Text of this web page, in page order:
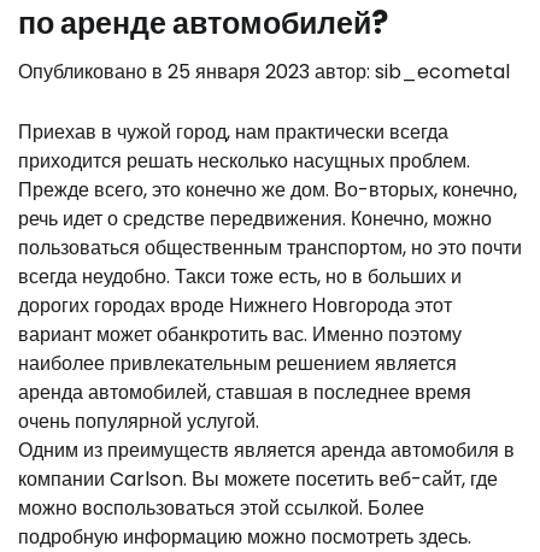
по аренде автомобилей?
Опубликовано в 25 января 2023автор: sib_ecometal
Приехав в чужой город, нам практически всегда
приходится решать несколько насущных проблем.
Прежде всего, это конечно же дом. Во-вторых, конечно,
речь идет о средстве передвижения. Конечно, можно
пользоваться общественным транспортом, но это почти
всегда неудобно. Такси тоже есть, но в больших и
дорогих городах вроде Нижнего Новгорода этот
вариант может обанкротить вас. Именно поэтому
наиболее привлекательным решением является
аренда автомобилей, ставшая в последнее время
очень популярной услугой.
Одним из преимуществ является аренда автомобиля в
компании Carlson. Вы можете посетить веб-сайт, где
можно воспользоваться этой ссылкой. Более
подробную информацию можно посмотреть здесь.